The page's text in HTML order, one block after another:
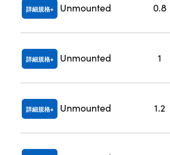
詳細規格 Unmounted 0.8
詳細規格 Unmounted 1
詳細規格 Unmounted 1.2